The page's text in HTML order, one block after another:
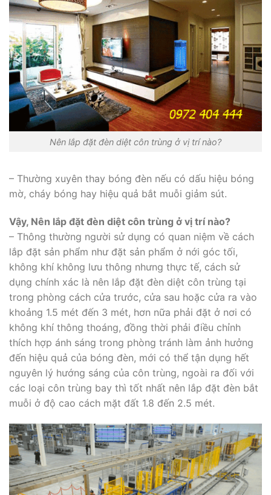
Nên lắp đặt đèn diệt côn trùng ở vị trí nào?
– Thường xuyên thay bóng đèn nếu có dấu hiệu bóng
mờ, cháy bóng hay hiệu quả bắt muỗi giảm sút.
Vậy, Nên lắp đặt đèn diệt côn trùng ở vị trí nào?
– Thông thường người sử dụng có quan niệm về cách
lắp đặt sản phẩm như đặt sản phẩm ở nới góc tối,
không khí không lưu thông nhưng thực tế, cách sử
dụng chính xác là nên lắp đặt đèn diệt côn trùng tại
trong phòng cách cửa trước, cửa sau hoặc cửa ra vào
khoảng 1.5 mét đến 3 mét, hơn nữa phải đặt ở nơi có
không khí thông thoáng, đồng thời phải điều chỉnh
thích hợp ánh sáng trong phòng tránh làm ảnh hưởng
đến hiệu quả của bóng đèn, mới có thể tận dụng hết
nguyên lý hướng sáng của côn trùng, ngoài ra đối với
các loại côn trùng bay thì tốt nhất nên lắp đặt đèn bắt
muỗi ở độ cao cách mặt đất 1.8 đến 2.5 mét.